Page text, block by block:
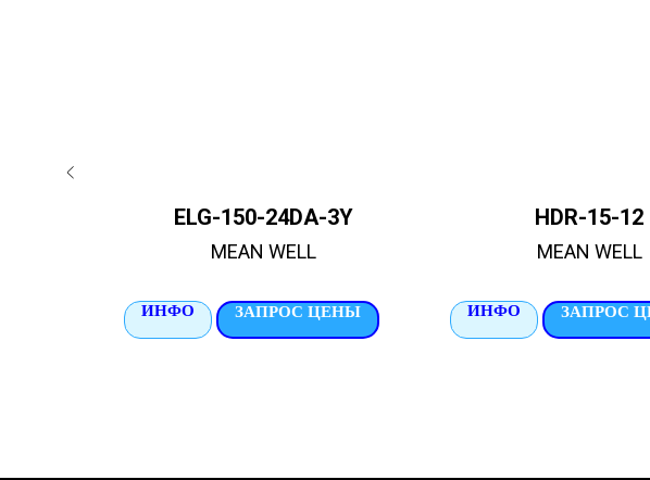
ELG-150-24DA-3Y
MEAN WELL
ИНФО ЗАПРОС ЦЕНЫ
HDR-15-12
MEAN WELL
ИНФО ЗАПРОС